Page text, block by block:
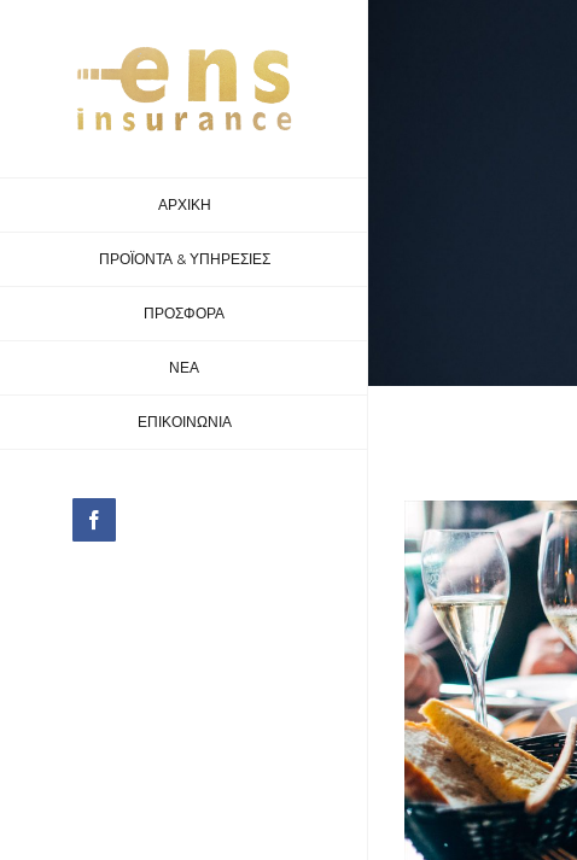
ΑΡΧΙΚΗ
ΠΡΟΪΟΝΤΑ & ΥΠΗΡΕΣΙΕΣ
ΠΡΟΣΦΟΡΑ
ΝΕΑ
ΕΠΙΚΟΙΝΩΝΙΑ
View
Larger
Image